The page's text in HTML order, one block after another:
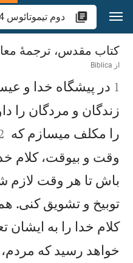
پرش به محتوا
دوم تيموتائوس 4
کتاب مقدس، ترجمۀ
از Biblica

1 در پيشگاه خدا و
زندگان و مردگان را
را مكلف میسازم كه
وقت و بیوقت، كلام
باش تا هر وقت لازم
توبيخ و تشويق كنی.
كلام خدا را به ايشان
خواهد رسيد كه